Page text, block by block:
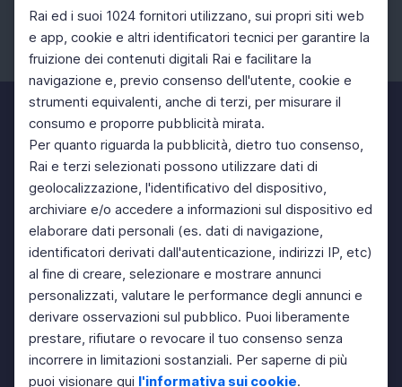
Rai ed i suoi 1024 fornitori utilizzano, sui propri siti web
e app, cookie e altri identificatori tecnici per garantire la
fruizione dei contenuti digitali Rai e facilitare la
navigazione e, previo consenso dell'utente, cookie e
strumenti equivalenti, anche di terzi, per misurare il
consumo e proporre pubblicità mirata.
Per quanto riguarda la pubblicità, dietro tuo consenso,
Rai e terzi selezionati possono utilizzare dati di
geolocalizzazione, l'identificativo del dispositivo,
archiviare e/o accedere a informazioni sul dispositivo ed
elaborare dati personali (es. dati di navigazione,
identificatori derivati dall'autenticazione, indirizzi IP, etc)
al fine di creare, selezionare e mostrare annunci
personalizzati, valutare le performance degli annunci e
derivare osservazioni sul pubblico. Puoi liberamente
prestare, rifiutare o revocare il tuo consenso senza
incorrere in limitazioni sostanziali. Per saperne di più
puoi visionare qui l'informativa sui cookie.
Facebook Instagram Twitter